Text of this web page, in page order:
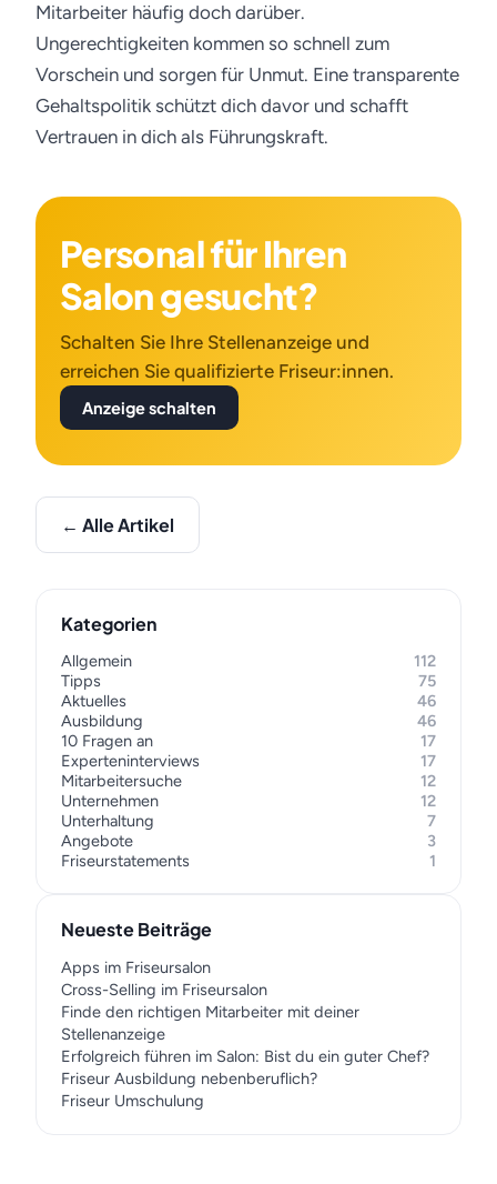
Mitarbeiter häufig doch darüber.
Ungerechtigkeiten kommen so schnell zum
Vorschein und sorgen für Unmut. Eine transparente
Gehaltspolitik schützt dich davor und schafft
Vertrauen in dich als Führungskraft.
Personal für Ihren
Salon gesucht?
Schalten Sie Ihre Stellenanzeige und
erreichen Sie qualifizierte Friseur:innen.
Anzeige schalten
← Alle Artikel
Kategorien
Allgemein
112
Tipps
75
Aktuelles
46
Ausbildung
46
10 Fragen an
17
Experteninterviews
17
Mitarbeitersuche
12
Unternehmen
12
Unterhaltung
7
Angebote
3
Friseurstatements
1
Neueste Beiträge
Apps im Friseursalon
Cross-Selling im Friseursalon
Finde den richtigen Mitarbeiter mit deiner
Stellenanzeige
Erfolgreich führen im Salon: Bist du ein guter Chef?
Friseur Ausbildung nebenberuflich?
Friseur Umschulung